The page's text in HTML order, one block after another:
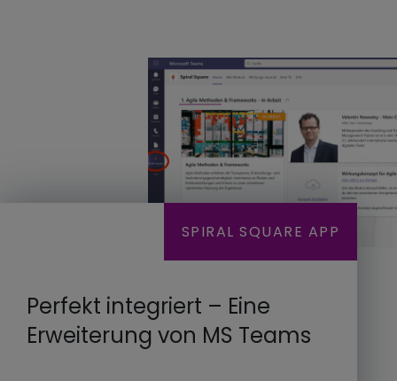
SPIRAL SQUARE APP
Perfekt integriert – Eine
Erweiterung von MS Teams